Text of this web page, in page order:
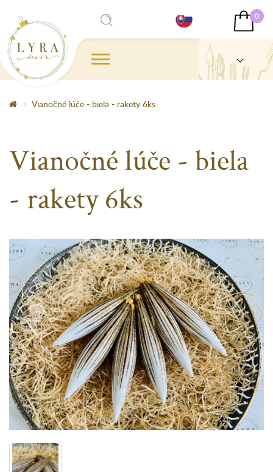
0
Vianočné lúče - biela - rakety 6ks
Vianočné lúče - biela
- rakety 6ks